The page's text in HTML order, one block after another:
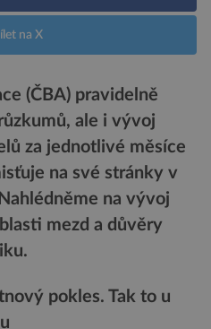
na X
(ČBA) pravidelně
ale i vývoj
za jednotlivé měsíce
na své stránky v
na vývoj
mezd a důvěry
pokles. Tak to u